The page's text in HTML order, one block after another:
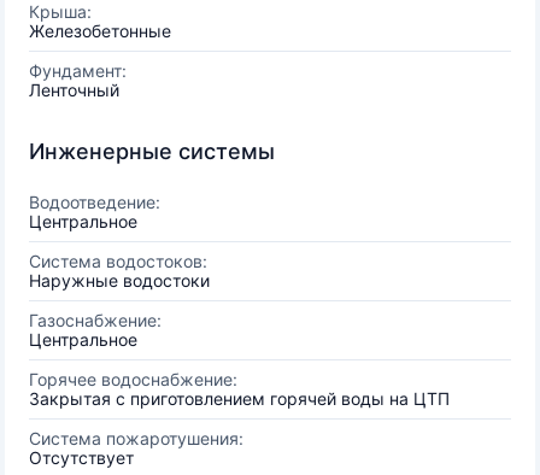
Крыша:
Железобетонные
Фундамент:
Ленточный
Инженерные системы
Водоотведение:
Центральное
Система водостоков:
Наружные водостоки
Газоснабжение:
Центральное
Горячее водоснабжение:
Закрытая с приготовлением горячей воды на ЦТП
Система пожаротушения:
Отсутствует